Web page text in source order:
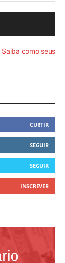
Saiba como seus
CURTIR
SEGUIR
SEGUIR
INSCREVER